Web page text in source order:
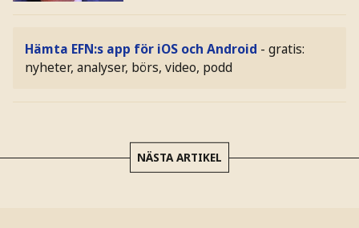
Hämta EFN:s app för iOS och Android - gratis:
nyheter, analyser, börs, video, podd
NÄSTA ARTIKEL